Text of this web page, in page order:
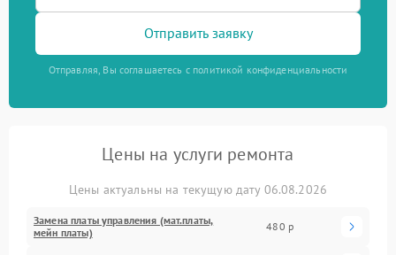
Отправить заявку
Отправляя, Вы соглашаетесь с политикой конфиденциальности
Цены на услуги ремонта
Цены актуальны на текущую дату 06.08.2026
Замена платы управления (мат.платы,
мейн платы)
480 р